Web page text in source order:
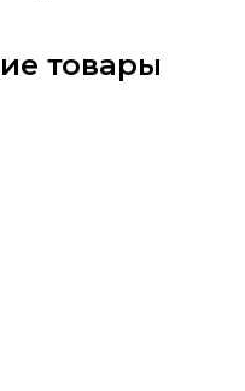
товары